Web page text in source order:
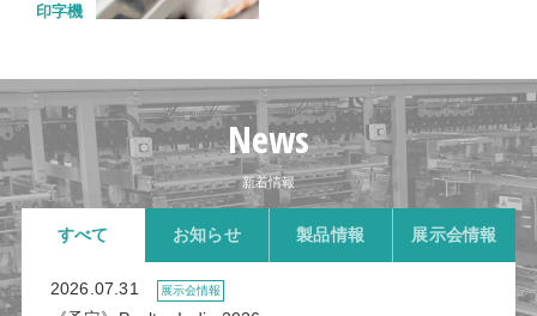
印字機
News
新着情報
すべて お知らせ 製品情報 展示会情報
2026.07.31 展示会情報